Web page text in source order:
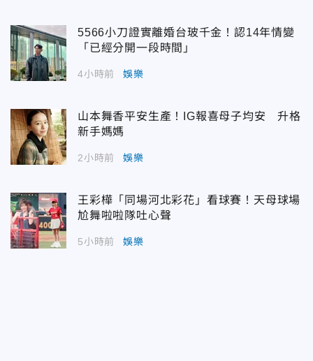
5566小刀證實離婚台玻千金！認14年情變
「已經分開一段時間」
4小時前 娛樂
山本舞香平安生產！IG報喜母子均安 升格
新手媽媽
2小時前 娛樂
王彩樺「同場河北彩花」看球賽！天母球場
尬舞啦啦隊吐心聲
5小時前 娛樂